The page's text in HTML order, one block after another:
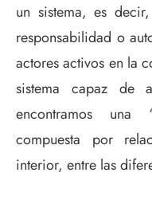
un sistema, es
responsabilidad o
actores activos en la
sistema capaz de
encontramos una
compuesta por
interior, entre las